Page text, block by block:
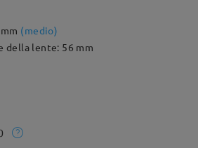
(medio)
della lente: 56 mm